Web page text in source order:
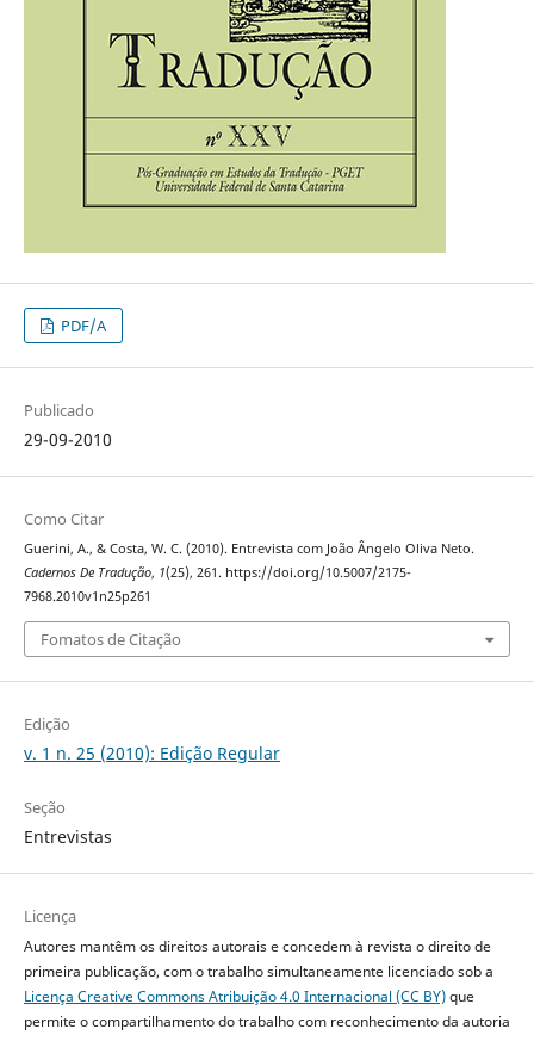
PDF/A
Publicado
29-09-2010
Como Citar
Guerini, A., & Costa, W. C. (2010). Entrevista com João Ângelo Oliva Neto.
Cadernos De Tradução, 1(25), 261. https://doi.org/10.5007/2175-
7968.2010v1n25p261
Fomatos de Citação
Edição
v. 1 n. 25 (2010): Edição Regular
Seção
Entrevistas
Licença
Autores mantêm os direitos autorais e concedem à revista o direito de
primeira publicação, com o trabalho simultaneamente licenciado sob a
Licença Creative Commons Atribuição 4.0 Internacional (CC BY)que
permite o compartilhamento do trabalho com reconhecimento da autoria